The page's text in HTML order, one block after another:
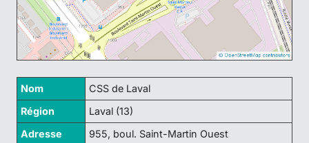
Nom
CSS de Laval
Région
Laval (13)
Adresse
955, boul. Saint-Martin Ouest